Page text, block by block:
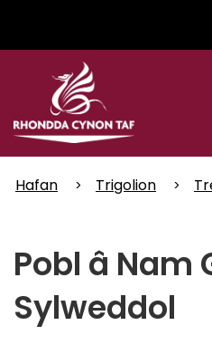
Hafan Trigolion
Pobl â Nam
Sylweddol